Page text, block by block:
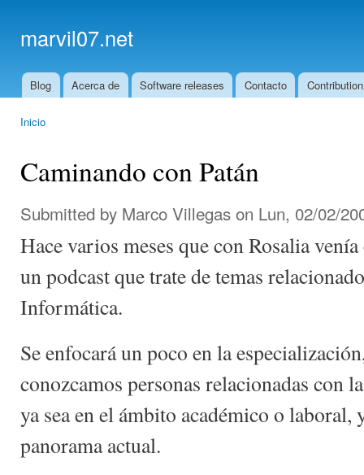
marvil07.net
Main menu
Blog Acerca de Software releases Contacto
Inicio
Caminando con Patán
Submitted by Marco Villegas on Lun, 02/02/
Hace varios meses que con Rosalia
un podcast que trate de temas
Informática.
Se enfocará un poco en la
conozcamos personas relacionadas con
ya sea en el ámbito académico o
panorama actual.